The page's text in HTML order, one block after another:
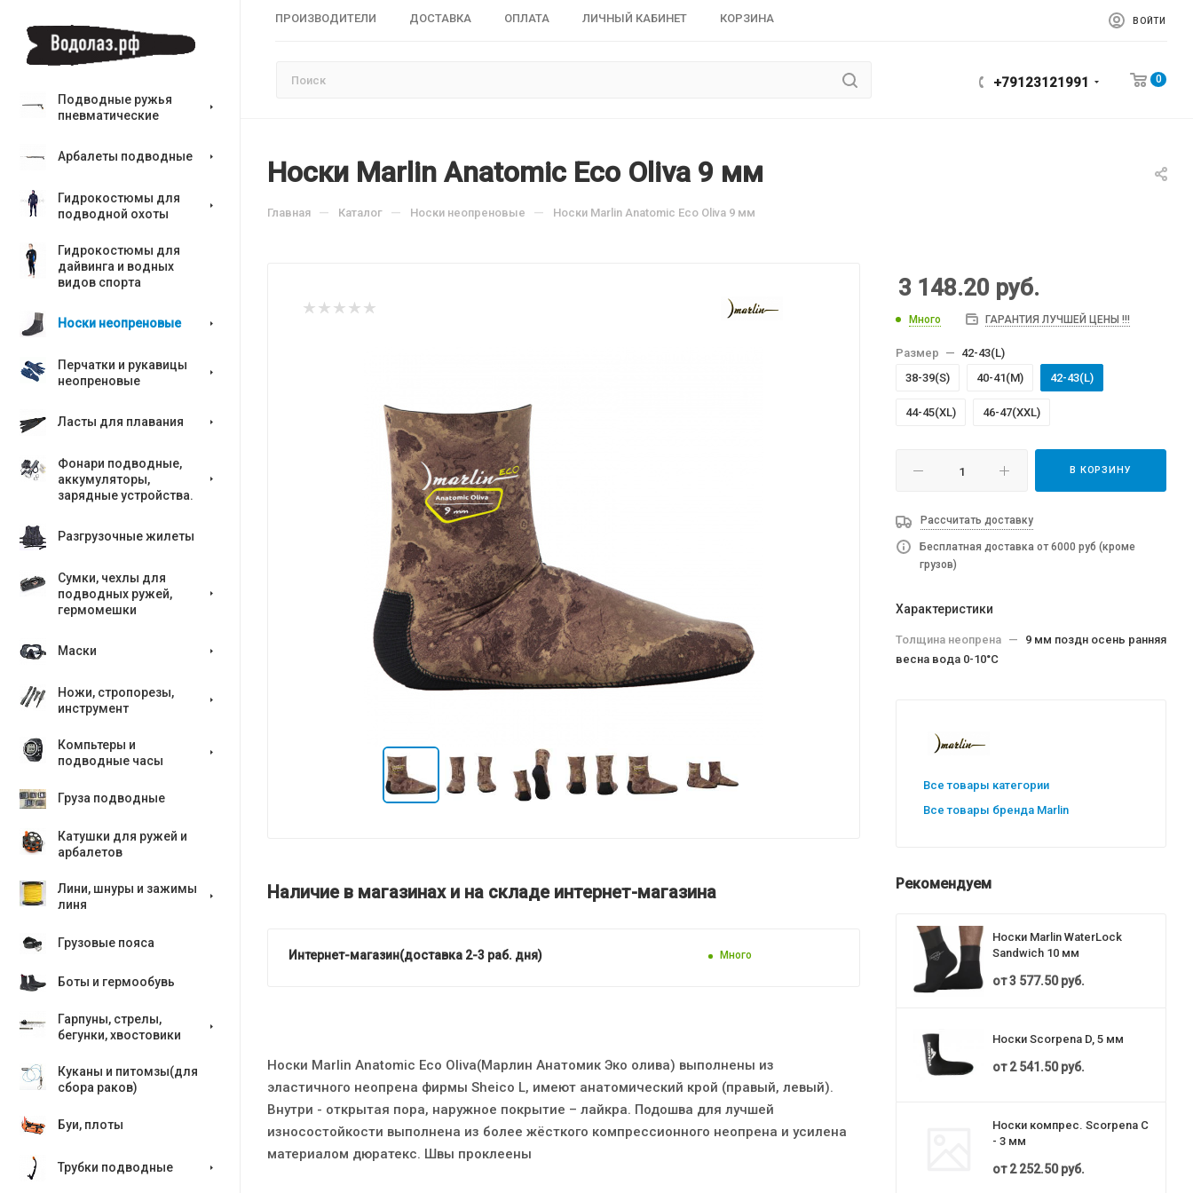
ПРОИЗВОДИТЕЛИ ДОСТАВКА ОПЛАТА ЛИЧНЫЙ КАБИНЕТ КОРЗИНА ВОЙТИ
+79123121991 0
Подводные ружья
пневматические
Арбалеты подводные
Гидрокостюмы для
подводной охоты
Гидрокостюмы для
дайвинга и водных
видов спорта
Носки неопреновые
Перчатки и рукавицы
неопреновые
Ласты для плавания
Фонари подводные,
аккумуляторы,
зарядные устройства.
Разгрузочные жилеты
Сумки, чехлы для
подводных ружей,
гермомешки
Маски
Ножи, стропорезы,
инструмент
Компьтеры и
подводные часы
Груза подводные
Катушки для ружей и
арбалетов
Лини, шнуры и зажимы
линя
Грузовые пояса
Боты и гермообувь
Гарпуны, стрелы,
бегунки, хвостовики
Куканы и питомзы(для
сбора раков)
Буи, плоты
Трубки подводные
Носки Marlin Anatomic Eco Oliva 9 мм
Главная — Каталог — Носки неопреновые — Носки Marlin Anatomic Eco Oliva 9 мм
Наличие в магазинах и на складе интернет-магазина
Интернет-магазин(доставка 2-3 раб. дня) Много
Носки Marlin Anatomic Eco Oliva(Марлин Анатомик Эко олива) выполнены из
эластичного неопрена фирмы Sheico L, имеют анатомический крой (правый, левый).
Внутри - открытая пора, наружное покрытие – лайкра. Подошва для лучшей
износостойкости выполнена из более жёсткого компрессионного неопрена и усилена
материалом дюратекс. Швы проклеены
3 148.20 руб.
Много ГАРАНТИЯ ЛУЧШЕЙ ЦЕНЫ !!!
Размер — 42-43(L)
38-39(S)
40-41(M) 42-43(L)
44-45(XL) 46-47(XXL)
В КОРЗИНУ
Рассчитать доставку
Бесплатная доставка от 6000 руб (кроме
грузов)
Характеристики
Толщина неопрена —
9 мм поздн осень ранняя
весна вода 0-10°C
Все товары категории
Все товары бренда Marlin
Рекомендуем
Носки Marlin WaterLock
Sandwich 10 мм
от3 577.50 руб.
Носки Scorpena D, 5 мм
от2 541.50 руб.
Носки компрес. Scorpena C
- 3 мм
от2 252.50 руб.